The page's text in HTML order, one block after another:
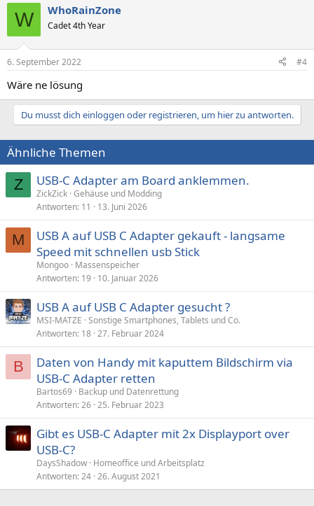
W WhoRainZone
Cadet 4th Year
6. September 2022 #4
Wäre ne lösung
Du musst dich einloggen oder registrieren, um hier zu antworten.
Ähnliche Themen
Z USB-C Adapter am Board anklemmen.
ZickZick Gehäuse und Modding
Antworten 11 13. Juni 2026
M
USB A auf USB C Adapter gekauft - langsame
Speed mit schnellen usb Stick
Mongoo Massenspeicher
Antworten 19 10. Januar 2026
USB A auf USB C Adapter gesucht ?
MSI-MATZE Sonstige Smartphones, Tablets und Co.
Antworten 18 27. Februar 2024
B
Daten von Handy mit kaputtem Bildschirm via
USB-C Adapter retten
Bartos69
Backup und Datenrettung
Antworten 26 25. Februar 2023
Gibt es USB-C Adapter mit 2x Displayport over
USB-C?
DaysShadow Homeoffice und Arbeitsplatz
Antworten 24 26. August 2021